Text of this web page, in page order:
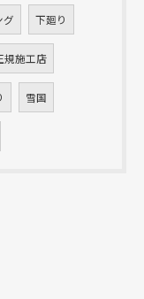
グ 下廻り
規施工店
雪国